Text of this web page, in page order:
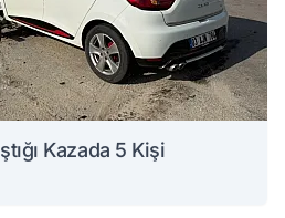
Kazada 5 Kişi